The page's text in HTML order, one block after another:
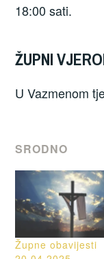
18:00 sati.
ŽUPNI
U Vazmenom
SRODNO
Župne obavijesti